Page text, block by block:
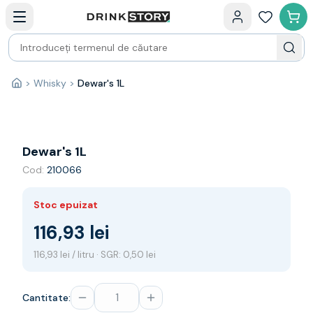
Bauturi fine — selectie
Produse Noi
Cosuri cadou
Pachete & Cadouri
Vin
Franta
Spania
Australia
Germania
Noua Zeelanda
Prosecco
Acasă
> Whisky > Dewar's 1L
Dewar's 1L
Cod: 210066
Stoc epuizat
116,93 lei
116,93 lei / litru · SGR: 0,50 lei
Cantitate: